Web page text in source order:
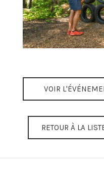
VOIR
RETOUR À LA